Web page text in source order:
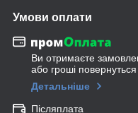
Умови оплати
Ви отримаєте
або гроші
Детальніше
Післяплата